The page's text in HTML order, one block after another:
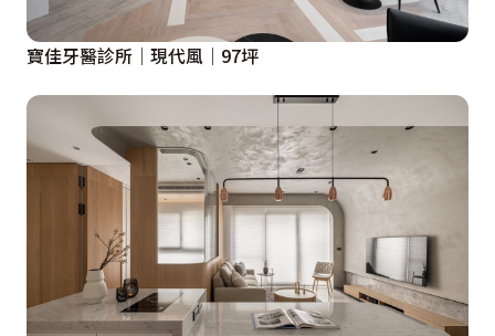
寶佳牙醫診所│現代風│97坪